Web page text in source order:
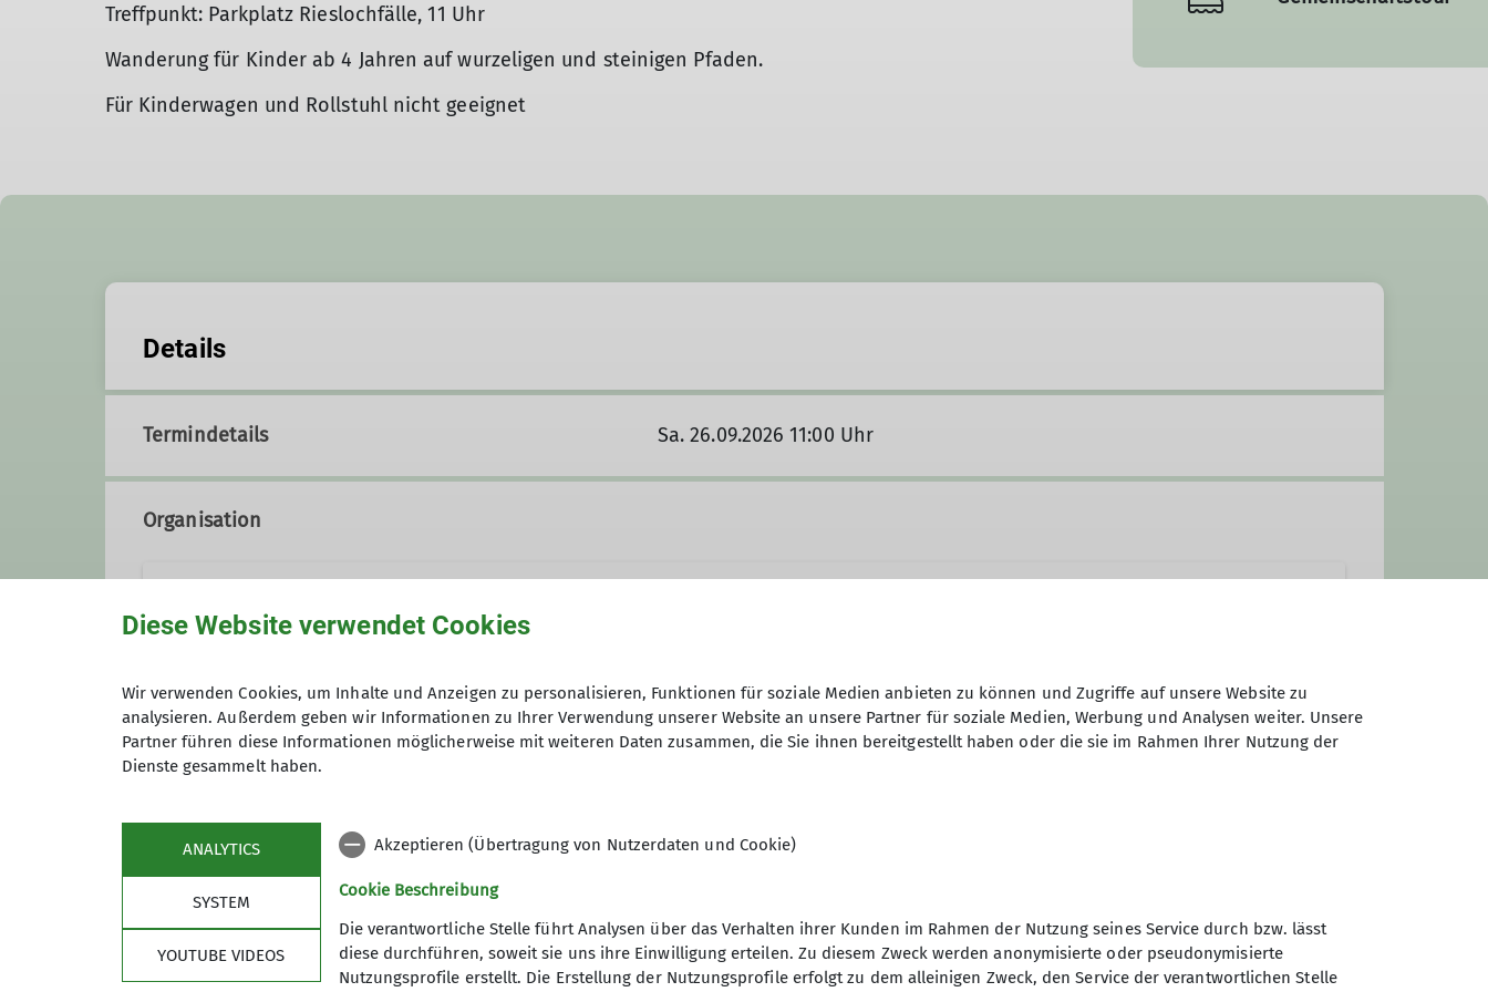
Treffpunkt: Parkplatz Rieslochfälle, 11 Uhr
Wanderung für Kinder ab 4 Jahren auf wurzeligen und steinigen Pfaden.
Für Kinderwagen und Rollstuhl nicht geeignet
Details
Termindetails Sa. 26.09.2026 11:00 Uhr
Organisation
Bettina Gruber
bettina.gruber@alpenverein-straubing.de
Kletterbetreuer*in
Trainer*in C Sportklettern Breitensport Indoor
Trainerin C Klettern mit Menschen mit Beeinträchtigung
Beisitzer
Anmeldung bis 19.09.2026
Diese Website verwendet Cookies
Wir verwenden Cookies, um Inhalte und Anzeigen zu personalisieren, Funktionen für soziale Medien anbieten zu können und Zugriffe auf unsere Website zu
analysieren. Außerdem geben wir Informationen zu Ihrer Verwendung unserer Website an unsere Partner für soziale Medien, Werbung und Analysen weiter. Unsere
Partner führen diese Informationen möglicherweise mit weiteren Daten zusammen, die Sie ihnen bereitgestellt haben oder die sie im Rahmen Ihrer Nutzung der
Dienste gesammelt haben.
ANALYTICS
SYSTEM
YOUTUBE VIDEOS
Akzeptieren (Übertragung von Nutzerdaten und Cookie)
Cookie Beschreibung
Die verantwortliche Stelle führt Analysen über das Verhalten ihrer Kunden im Rahmen der Nutzung seines Service durch bzw. lässt
diese durchführen, soweit sie uns ihre Einwilligung erteilen. Zu diesem Zweck werden anonymisierte oder pseudonymisierte
Nutzungsprofile erstellt. Die Erstellung der Nutzungsprofile erfolgt zu dem alleinigen Zweck, den Service der verantwortlichen Stelle